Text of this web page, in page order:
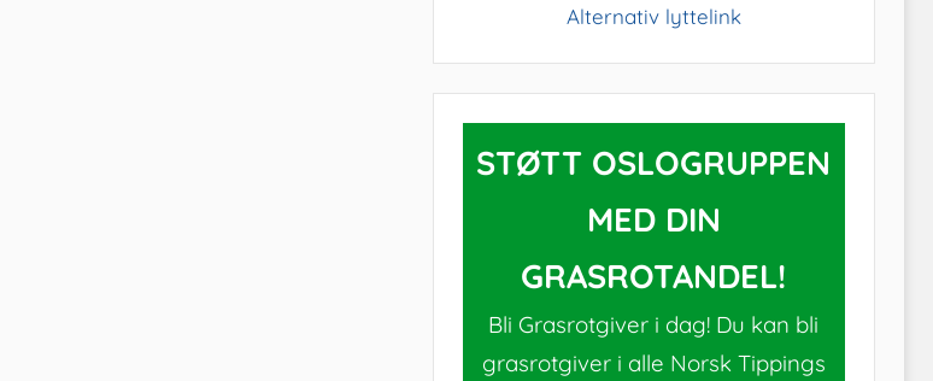
Alternativ lyttelink
STØTT OSLOGRUPPEN
MED DIN
GRASROTANDEL!
Bli Grasrotgiver i dag! Du kan bli
grasrotgiver i alle Norsk Tippings